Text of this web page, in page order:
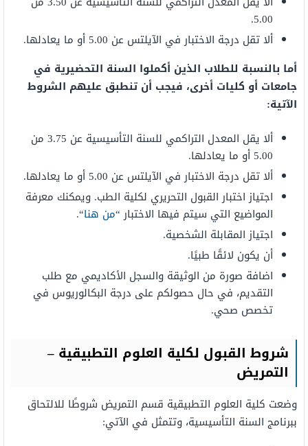
5.00.
ألا تقل درجة الاختبار في الآيلتس عن 5.00 أو ما يعادلها.
أما بالنسبة للطلاب الذين أكملوا السنة التحضيرية في
جامعات أو كليات أخرى، فيجب أن تنطبق عليهم الشروط
الآتية:
ألا یقل المعدل التراكمي للسنة التأسيسية عن 3.75 من
5.00 أو ما یعادلھا.
ألا تقل درجة الاختبار في الآيلتس عن 5.00 أو ما یعادلھا.
اجتیاز اختبار القبول التحریري لكلیة الطب. ويمكنك معرفة
المواضيع التي سيتم فيها الاختبار “من هنا“.
اجتياز المقابلة الشخصية.
أن يكون لائقًا طبيًا.
اضافة صورة من الوثيقة والسجل الأكاديمي مع طلب
التقديم، في حال حصولكم على درجة البكالوريوس في
تخصص صحي.
شروط القبول لكلية العلوم التطبيقية –
التمريض
وضعت كلية العلوم التطبيقية قسم التمريض شروطًا للالتحاق
ببرنامج السنة التأسيسية، وتتمثل في الآتي: